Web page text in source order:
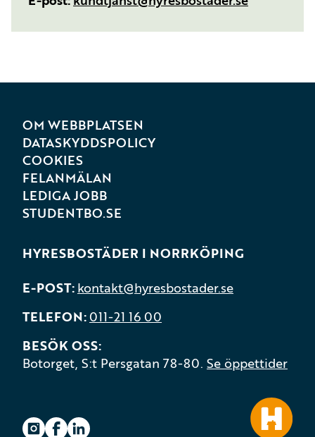
OM WEBBPLATSEN
DATASKYDDSPOLICY
COOKIES
FELANMÄLAN
LEDIGA JOBB
STUDENTBO.SE
HYRESBOSTÄDER I NORRKÖPING
E-POST kontakt@hyresbostader.se
TELEFON 011-21 16 00
BESÖK OSS
Botorget, S:t Persgatan 78-80. Se öppettider